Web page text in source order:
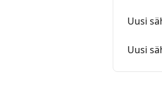
Uusi
Uusi